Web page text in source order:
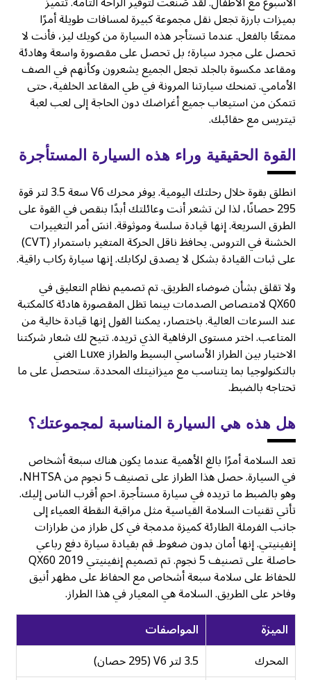
بميزات بارزة تجعل نقل مجموعة كبيرة لمسافات طويلة أمرًا
ممتعًا بالفعل. عندما تستأجر هذه السيارة من كويك ليز، فأنت لا
تحصل على مجرد سيارة؛ بل تحصل على مقصورة واسعة وهادئة
ومقاعد مكسوة بالجلد تجعل الجميع يشعرون وكأنهم في الصف
الأمامي. تمنحك سيارتنا المرونة في طي المقاعد الخلفية، حتى
تتمكن من استيعاب جميع أغراضك دون الحاجة إلى لعب لعبة
تيتريس مع حقائبك.
القوة الحقيقية وراء هذه السيارة المستأجرة
انطلق بقوة خلال رحلتك اليومية. يوفر محرك V6 سعة 3.5 لتر قوة
295 حصانًا، لذا لن تشعر أنت وعائلتك أبدًا بنقص في القوة على
الطرق السريعة. إنها قيادة سلسة وموثوقة. انسَ أمر التغييرات
الخشنة في التروس. يحافظ ناقل الحركة المتغير باستمرار (CVT)
على ثبات القيادة بشكل لا يصدق لركابك. إنها سيارة ركاب راقية.
ولا تقلق بشأن ضوضاء الطريق. تم تصميم نظام التعليق في
QX60 لامتصاص الصدمات بينما تظل المقصورة هادئة كالمكتبة
عند السرعات العالية. باختصار، يمكننا القول إنها قيادة خالية من
المتاعب. اختر مستوى الرفاهية الذي تريده. تتيح لك شعار شركتنا
الاختيار بين الطراز الأساسي البسيط والطراز Luxe الغني
بالتكنولوجيا بما يتناسب مع ميزانيتك المحددة. ستحصل على ما
تحتاجه بالضبط.
هل هذه هي السيارة المناسبة لمجموعتك؟
تعد السلامة أمرًا بالغ الأهمية عندما يكون هناك سبعة أشخاص
في السيارة. حصل هذا الطراز على تصنيف 5 نجوم من NHTSA،
وهو بالضبط ما تريده في سيارة مستأجرة. احمِ أقرب الناس إليك.
تأتي تقنيات السلامة القياسية مثل مراقبة النقطة العمياء إلى
جانب الفرملة الطارئة كميزة مدمجة في كل طراز من طرازات
إنفينيتي. إنها أمان بدون ضغوط. قم بقيادة سيارة دفع رباعي
حاصلة على تصنيف 5 نجوم. تم تصميم إنفينيتي QX60 2019
للحفاظ على سلامة سبعة أشخاص مع الحفاظ على مظهر أنيق
وفاخر على الطريق. السلامة هي المعيار في هذا الطراز.
الميزة
المواصفات
المحرك
3.5 لتر V6 (295 حصان)